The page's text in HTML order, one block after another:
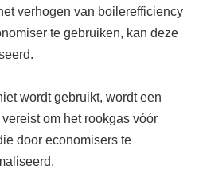
verhogen van boilerefficiency
te gebruiken, kan deze
wordt gebruikt, wordt een
om het rookgas vóór
door economisers te